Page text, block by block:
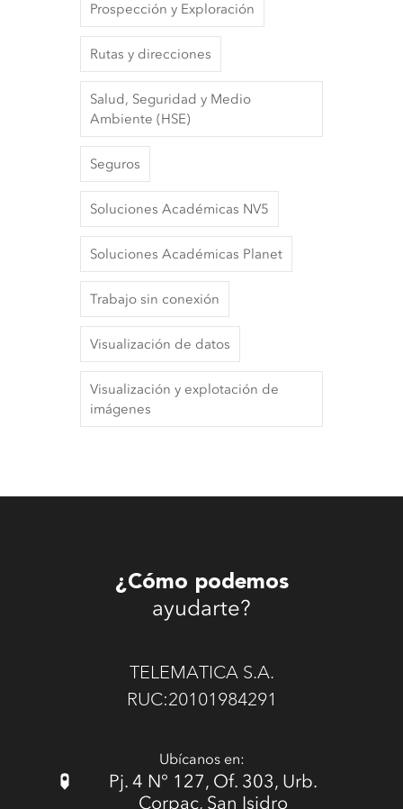
Prospección y Exploración
Rutas y direcciones
Salud, Seguridad y Medio
Ambiente (HSE)
Seguros
Soluciones Académicas NV5
Soluciones Académicas Planet
Trabajo sin conexión
Visualización de datos
Visualización y explotación de
imágenes
¿Cómo podemos
ayudarte?
TELEMATICA S.A.
RUC:20101984291
Ubícanos en:
Pj. 4 N° 127, Of. 303, Urb.
Corpac, San Isidro